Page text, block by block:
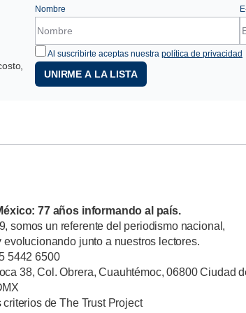
Nombre
Al suscribirte aceptas nuestra política de privacidad
UNIRME A LA LISTA
77 años informando al país.
somos un referente del periodismo nacional,
evolucionando junto a nuestros lectores.
5442 6500
38, Col. Obrera, Cuauhtémoc, 06800 Ciudad
de The Trust Project